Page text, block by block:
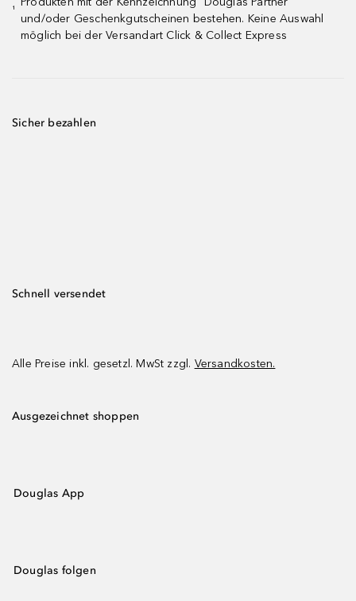
¹
und/oder Geschenkgutscheinen bestehen. Keine Auswahl
möglich bei der Versandart Click & Collect Express
Sicher bezahlen
Schnell versendet
Alle Preise inkl. gesetzl. MwSt zzgl. Versandkosten.
Ausgezeichnet shoppen
Douglas App
Douglas folgen